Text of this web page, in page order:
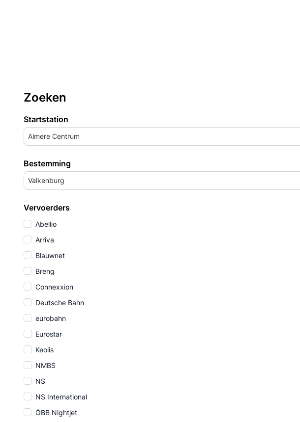
Zoeken
Startstation
Almere Centrum
Bestemming
Valkenburg
Vervoerders
Abellio
Arriva
Blauwnet
Breng
Connexxion
Deutsche Bahn
eurobahn
Eurostar
Keolis
NMBS
NS
NS International
ÖBB Nightjet